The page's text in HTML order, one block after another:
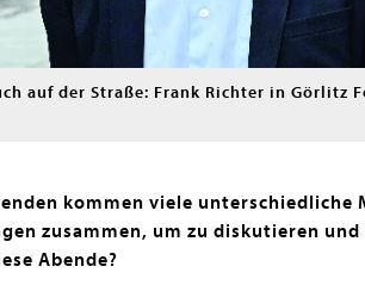
auf der Straße: Frank Richter in Görlitz
kommen viele unterschiedliche
zusammen, um zu diskutieren und
Abende?